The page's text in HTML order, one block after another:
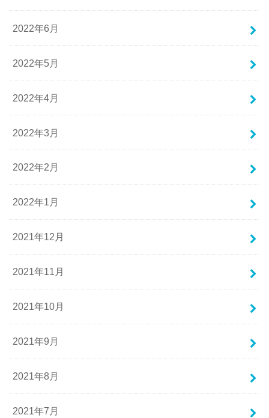
2022年6月
2022年5月
2022年4月
2022年3月
2022年2月
2022年1月
2021年12月
2021年11月
2021年10月
2021年9月
2021年8月
2021年7月